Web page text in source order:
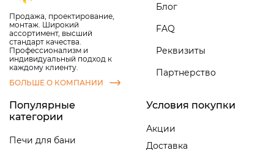
Продажа, проектирование,
монтаж. Широкий
ассортимент, высший
стандарт качества.
Профессионализм и
индивидуальный подход к
каждому клиенту.
БОЛЬШЕ О КОМПАНИИ
Блог
FAQ
Реквизиты
Партнерство
Популярные
категории
Печи для бани
Условия покупки
Акции
Доставка